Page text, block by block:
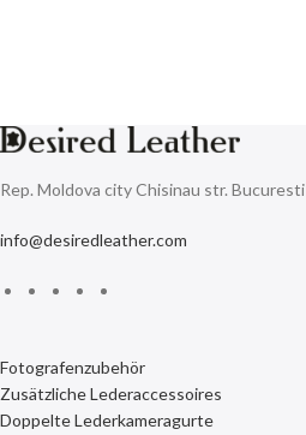
Rep. Moldova city Chisinau str.
info@desiredleather.com
Fotografenzubehör
Zusätzliche Lederaccessoires
Doppelte Lederkameragurte